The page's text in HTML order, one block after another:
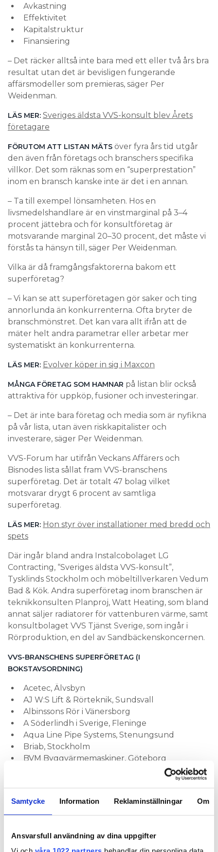
Samtycke Information Reklaminställningar Om
Ansvarsfull användning av dina uppgifter
Avkastning
Effektivitet
Kapitalstruktur
Finansiering
– Det räcker alltså inte bara med ett eller två års bra
resultat utan det är bevisligen fungerande
affärsmodeller som premieras, säger Per
Weidenman.
LÄS MER: Sveriges äldsta VVS-konsult blev Årets
företagare
FÖRUTOM ATT LISTAN MÄTS över fyra års tid utgår
den även från företags och branschers specifika
villkor. Det som räknas som en “superprestation”
inom en bransch kanske inte är det i en annan.
– Ta till exempel lönsamheten. Hos en
livsmedelshandlare är en vinstmarginal på 3–4
procent jättebra och för konsultföretag är
motsvarande marginal 20–30 procent, det måste vi
förstås ta hänsyn till, säger Per Weidenman.
Vilka är då framgångsfaktorerna bakom ett
superföretag?
– Vi kan se att superföretagen gör saker och ting
annorlunda än konkurrenterna. Ofta bryter de
branschmönstret. Det kan vara allt ifrån att de
mäter helt andra parametrar eller arbetar mer
systematiskt än konkurrenterna.
LÄS MER: Evolver köper in sig i Maxcon
MÅNGA FÖRETAG SOM HAMNAR på listan blir också
attraktiva för uppköp, fusioner och investeringar.
– Det är inte bara företag och media som är nyfikna
på vår lista, utan även riskkapitalister och
investerare, säger Per Weidenman.
VVS-Forum har utifrån Veckans Affärers och
Bisnodes lista sållat fram VVS-branschens
superföretag. Det är totalt 47 bolag vilket
motsvarar drygt 6 procent av samtliga
superföretag.
LÄS MER: Hon styr över installationer med bredd och
spets
Där ingår bland andra Instalcobolaget LG
Contracting, “Sveriges äldsta VVS-konsult”,
Tysklinds Stockholm och möbeltillverkaren Vedum
Bad & Kök. Andra superföretag inom branschen är
teknikkonsulten Planproj, Watt Heating, som bland
annat säljer radiatorer för vattenburen värme, samt
konsultbolaget VVS Tjänst Sverige, som ingår i
Rörproduktion, en del av Sandbäckenskoncernen.
VVS-BRANSCHENS SUPERFÖRETAG (I
BOKSTAVSORDNING)
Acetec, Älvsbyn
AJ W:S Lift & Rörteknik, Sundsvall
Albinssons Rör i Vänersborg
A Söderlindh i Sverige, Fleninge
Aqua Line Pipe Systems, Stenungsund
Briab, Stockholm
BVM Byggvärmemaskiner, Göteborg
Energibyrån Nord, Umeå
EPG Projektledning, Göteborg
Fukt i Väst, Uddevalla